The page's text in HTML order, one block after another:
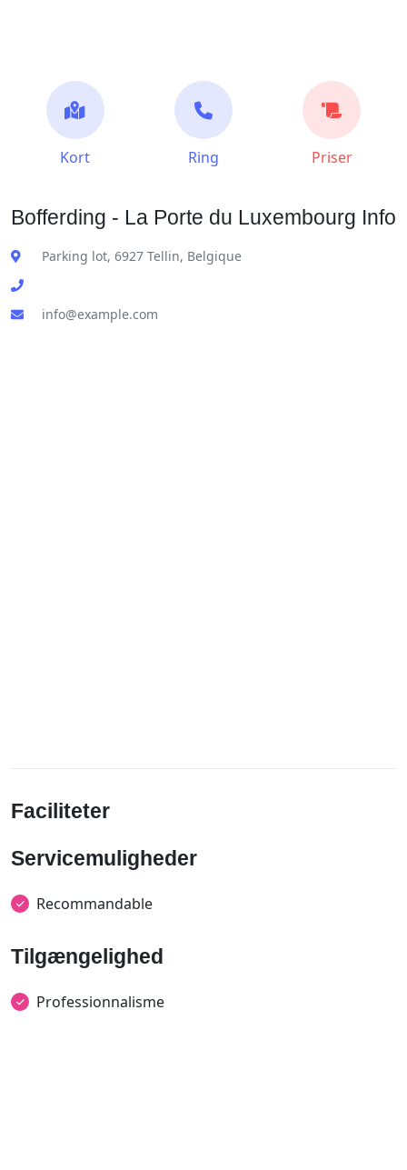
Kort Ring Priser
Bofferding - La Porte du Luxembourg Info
Parking lot, 6927 Tellin, Belgique
info@example.com
Faciliteter
Servicemuligheder
Recommandable
Tilgængelighed
Professionnalisme